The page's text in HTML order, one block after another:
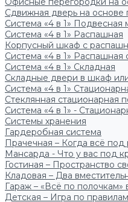
Сдвижная дверь на основе
Система «4 в 1»
Система «4 в 1» Распашная
Корпусный шкаф с
Система «4 в 1» Распашная
Система «4 в 1» Складная
Складные двери в шкаф
Система «4 в 1»
Стеклянная стационарная
Система «4 в 1» -
Системы хранения
Гардеробная система
Прачечная – Когда всё под
Мансарда - Что у вас под
Гостиная – Пространство
Кладовая – Два
Гараж – «Всё по полочкам»
Детская – Игра по